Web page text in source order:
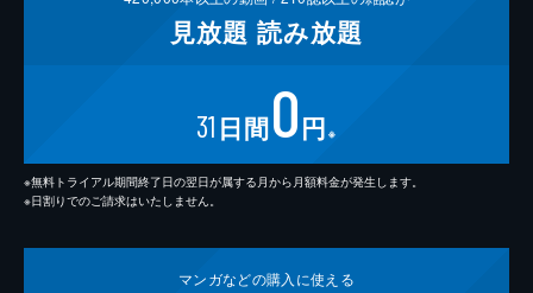
見放題 読み放題
31 日間0円 ※
※無料トライアル期間終了日の翌日が属する月から月額料金が発生します。
※日割りでのご請求はいたしません。
マンガなどの購入に使える